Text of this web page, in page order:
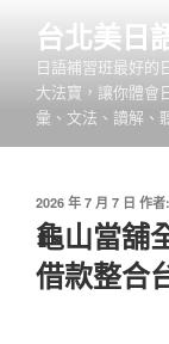
台北美日
日語補習班最好的
大法寶，讓你體會
彙、文法、讀解、
發
佈
於
2026 年 7 月 7 日 作者:
龜山當舖
借款整合